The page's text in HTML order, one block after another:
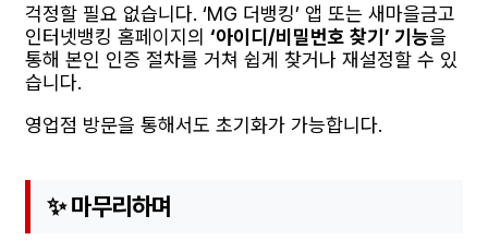
걱정할 필요 없습니다. ‘MG 더뱅킹’ 앱 또는 새마을금고
인터넷뱅킹 홈페이지의 ‘아이디/비밀번호 찾기’ 기능을
통해 본인 인증 절차를 거쳐 쉽게 찾거나 재설정할 수 있
습니다.
영업점 방문을 통해서도 초기화가 가능합니다.
✨ 마무리하며